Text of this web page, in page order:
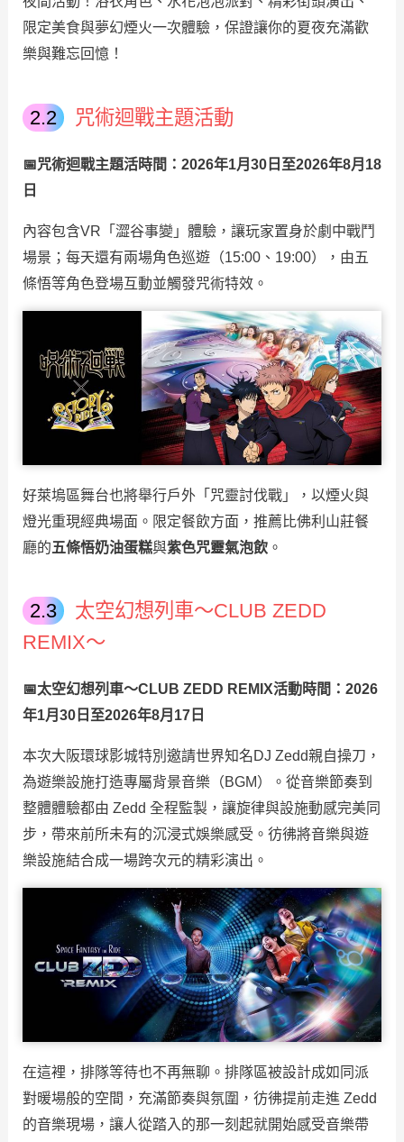
限定美食與夢幻煙火一次體驗，保證讓你的夏夜充滿歡
樂與難忘回憶！
咒術迴戰主題活動
📅咒術迴戰主題活時間：2026年1月30日至2026年8月18
日
內容包含VR「澀谷事變」體驗，讓玩家置身於劇中戰鬥
場景；每天還有兩場角色巡遊（15:00、19:00），由五
條悟等角色登場互動並觸發咒術特效。
好萊塢區舞台也將舉行戶外「咒靈討伐戰」，以煙火與
燈光重現經典場面。限定餐飲方面，推薦比佛利山莊餐
廳的五條悟奶油蛋糕與紫色咒靈氣泡飲。
太空幻想列車～CLUB ZEDD
REMIX～
📅太空幻想列車～CLUB ZEDD REMIX活動時間：2026
年1月30日至2026年8月17日
本次大阪環球影城特別邀請世界知名DJ Zedd親自操刀，
為遊樂設施打造專屬背景音樂（BGM）。從音樂節奏到
整體體驗都由 Zedd 全程監製，讓旋律與設施動感完美同
步，帶來前所未有的沉浸式娛樂感受。彷彿將音樂與遊
樂設施結合成一場跨次元的精彩演出。
在這裡，排隊等待也不再無聊。排隊區被設計成如同派
對暖場般的空間，充滿節奏與氛圍，彷彿提前走進 Zedd
的音樂現場，讓人從踏入的那一刻起就開始感受音樂帶